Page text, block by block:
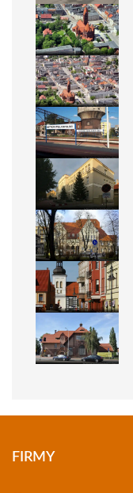
FIRMY